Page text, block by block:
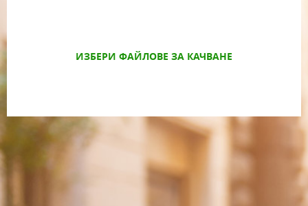
ИЗБЕРИ ФАЙЛОВЕ ЗА КАЧВАНЕ